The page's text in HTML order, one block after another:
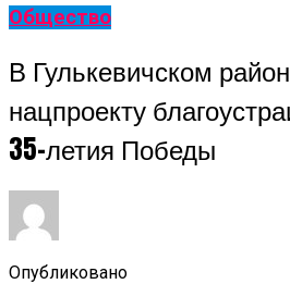
Общество
В Гулькевичском
нацпроекту
35-летия Победы
Опубликовано